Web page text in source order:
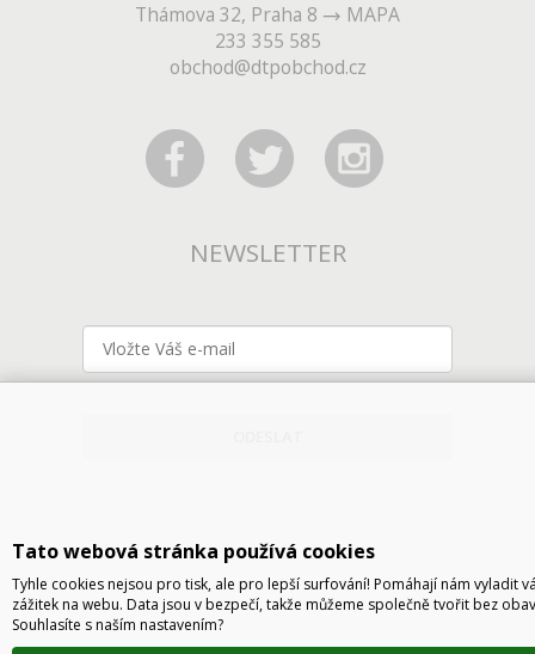
Thámova 32, Praha 8
MAPA
233 355 585
obchod@dtpobchod.cz
NEWSLETTER
Tato webová stránka používá cookies
Tyhle cookies nejsou pro tisk, ale pro lepší surfování! Pomáhají nám vyladit
zážitek na webu. Data jsou v bezpečí, takže můžeme společně tvořit bez
Souhlasíte s naším nastavením?